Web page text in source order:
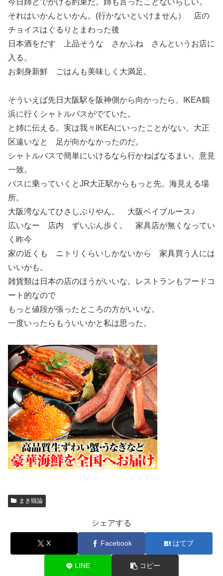
今日姉とでかける約束だ。姉も言ったことないらしい。
それはいかんといかん。(行かないといけません） 店の
チョイスはぐるりとまわった後
日本酒をだす 上品そうな さかふね さんというお店に
入る。
お刺身新鮮 ごはんも美味しく大満足。
そういえば先日大阪駅を阪神側から向かったら、IKEA鶴
浜に行くシャトルバスがでていた。
と姉に伝える。実は我々IKEAにいったことがない。大正
区遠いなと 足が向かなかったのだ。
シャトルバスで簡単にいけるなら行かねばなるまい。意見
一致。
バスに乗っていくとJR大正駅からもっと先。海見える場
所。
大阪湾なんてひさしぶりやん。 大阪ベイブルース♪
広いなー 店内 ずいぶん歩く。 家具店が無くなってい
く昨今
家の近くも ニトリくらいしかないから 家具買う人には
いいかも。
雑貨類は日本の店のほうがいいな。レストランもフードコ
ート的なので
もっと値段が張ったところの方がいいな。
一度いったらもういいかと私は思った。
まき猫論
シェアする
X Facebook はてブ
LINE コピー